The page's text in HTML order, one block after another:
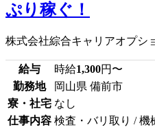
ぷり稼ぐ！
株式会社綜合キャリアオプシ
給与 時給1,300円〜
勤務地
岡山県 備前市
寮・社宅 なし
仕事内容 検査・バリ取り / 機